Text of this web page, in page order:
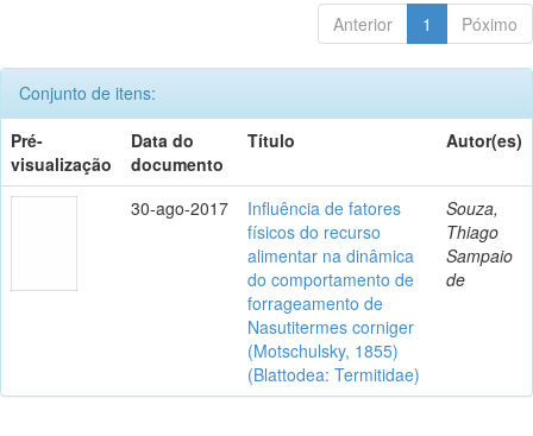
Anterior 1 Póximo
Conjunto de itens:
Pré-
visualização
Data do
documento
Título Autor(es)
30-ago-2017
Influência de fatores
físicos do recurso
alimentar na dinâmica
do comportamento de
forrageamento de
Nasutitermes corniger
(Motschulsky, 1855)
(Blattodea: Termitidae)
Souza,
Thiago
Sampaio
de